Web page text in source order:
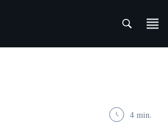
4 min.